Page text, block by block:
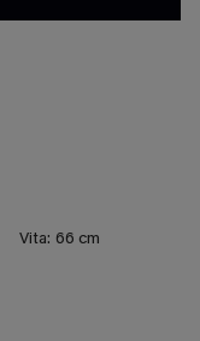
Vita: 66 cm